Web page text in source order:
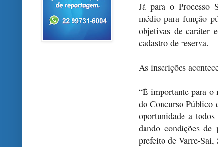
Já para o Processo
médio para função
objetivas de caráter
cadastro de reserva.
As inscrições
“É importante para
do Concurso Público
oportunidade a
dando condições
prefeito de Varre-Sai,